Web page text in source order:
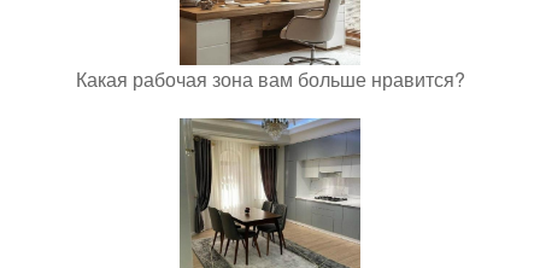
Какая рабочая зона вам больше нравится?